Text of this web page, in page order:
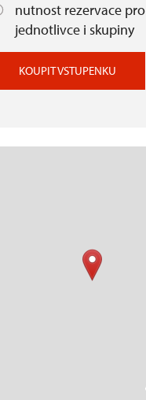
nutnost rezervace pro
jednotlivce i skupiny
KOUPIT VSTUPENKU